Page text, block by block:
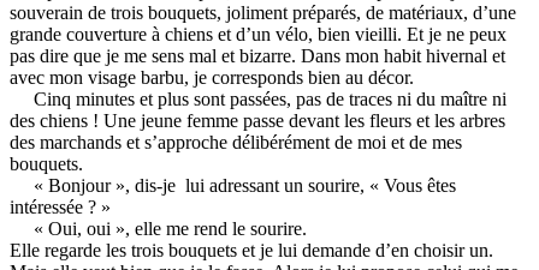
souverain de trois bouquets, joliment préparés, de matériaux, d’une
grande couverture à chiens et d’un vélo, bien vieilli. Et je ne peux
pas dire que je me sens mal et bizarre. Dans mon habit hivernal et
avec mon visage barbu, je corresponds bien au décor.
Cinq minutes et plus sont passées, pas de traces ni du maître ni
des chiens ! Une jeune femme passe devant les fleurs et les arbres
des marchands et s’approche délibérément de moi et de mes
bouquets.
« Bonjour », dis-je lui adressant un sourire, « Vous êtes
intéressée ? »
« Oui, oui », elle me rend le sourire.
Elle regarde les trois bouquets et je lui demande d’en choisir un.